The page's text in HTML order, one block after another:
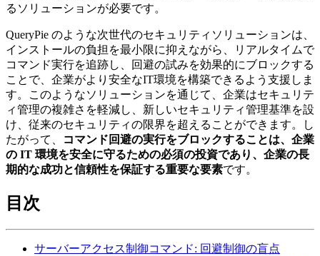
るソリューションが必要です。
QueryPie のような次世代のセキュリティソリューションは、
インストールの負担を最小限に抑えながら、リアルタイムで
コマンド実行を追跡し、回避の試みを効果的にブロックする
ことで、企業がより安全なIT環境を構築できるよう支援しま
す。このようなソリューションを通じて、企業はセキュリテ
ィ管理の複雑さを軽減し、新しいセキュリティ管理基準を設
け、従来のセキュリティの限界を超えることができます。し
たがって、
コマンド回避の実行をブロックすることは、企業
の IT 環境を安全に守るための必須の投資であり、企業の長
期的な成功と信頼性を保証する重要な要素です。
目次
サーバーアクセス制御コマンド: 回避制御の盲点